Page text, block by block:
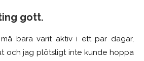
gott.
bara varit aktiv i ett par dagar,
och jag plötsligt inte kunde hoppa